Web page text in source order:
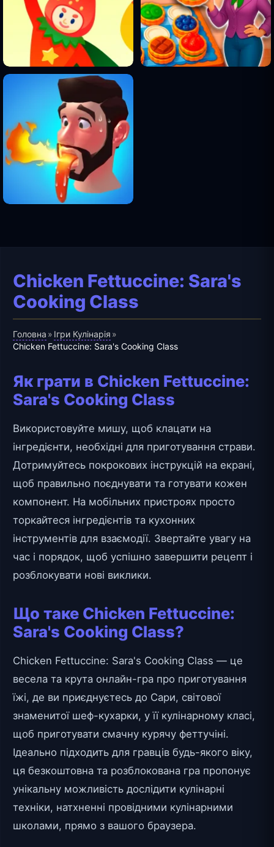
Chicken Fettuccine: Sara's
Cooking Class
Головна » Ігри Кулінарія »
Chicken Fettuccine: Sara's Cooking Class
Як грати в Chicken Fettuccine:
Sara's Cooking Class
Використовуйте мишу, щоб клацати на
інгредієнти, необхідні для приготування страви.
Дотримуйтесь покрокових інструкцій на екрані,
щоб правильно поєднувати та готувати кожен
компонент. На мобільних пристроях просто
торкайтеся інгредієнтів та кухонних
інструментів для взаємодії. Звертайте увагу на
час і порядок, щоб успішно завершити рецепт і
розблокувати нові виклики.
Що таке Chicken Fettuccine:
Sara's Cooking Class?
Chicken Fettuccine: Sara's Cooking Class — це
весела та крута онлайн-гра про приготування
їжі, де ви приєднуєтесь до Сари, світової
знаменитої шеф-кухарки, у її кулінарному класі,
щоб приготувати смачну курячу феттучіні.
Ідеально підходить для гравців будь-якого віку,
ця безкоштовна та розблокована гра пропонує
унікальну можливість дослідити кулінарні
техніки, натхненні провідними кулінарними
школами, прямо з вашого браузера.